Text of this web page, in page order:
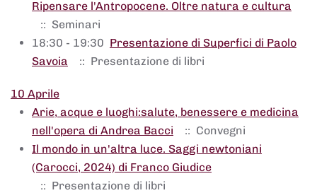
Ripensare l'Antropocene. Oltre natura e cultura
:: Seminari
18:30 - 19:30 Presentazione di Superfici di Paolo
Savoia
:: Presentazione di libri
10 Aprile
Arie, acque e luoghi:salute, benessere e medicina
nell'opera di Andrea Bacci
:: Convegni
Il mondo in un'altra luce. Saggi newtoniani
(Carocci, 2024) di Franco Giudice
:: Presentazione di libri